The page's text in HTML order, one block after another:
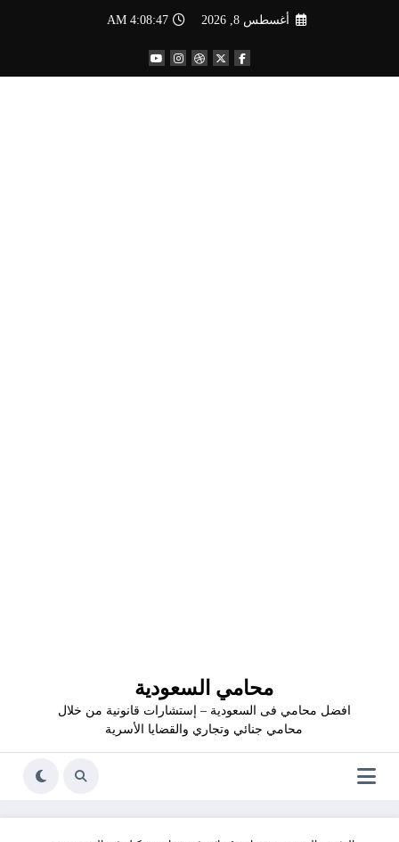
أغسطس 8, 2026 4:08:49 AM
محامي السعودية
افضل محامي فى السعودية – إستشارات قانونية من خلال
محامي جنائي وتجاري والقضايا الأسرية